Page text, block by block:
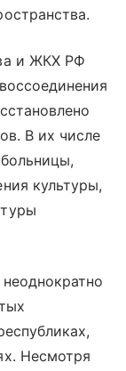
и ЖКХ РФ
В их числе
культуры,
Несмотря